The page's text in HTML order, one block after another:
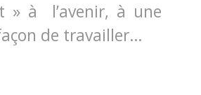
» à l’avenir, à une
de travailler…